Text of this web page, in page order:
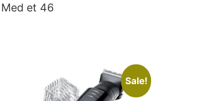
et 46
Sale!